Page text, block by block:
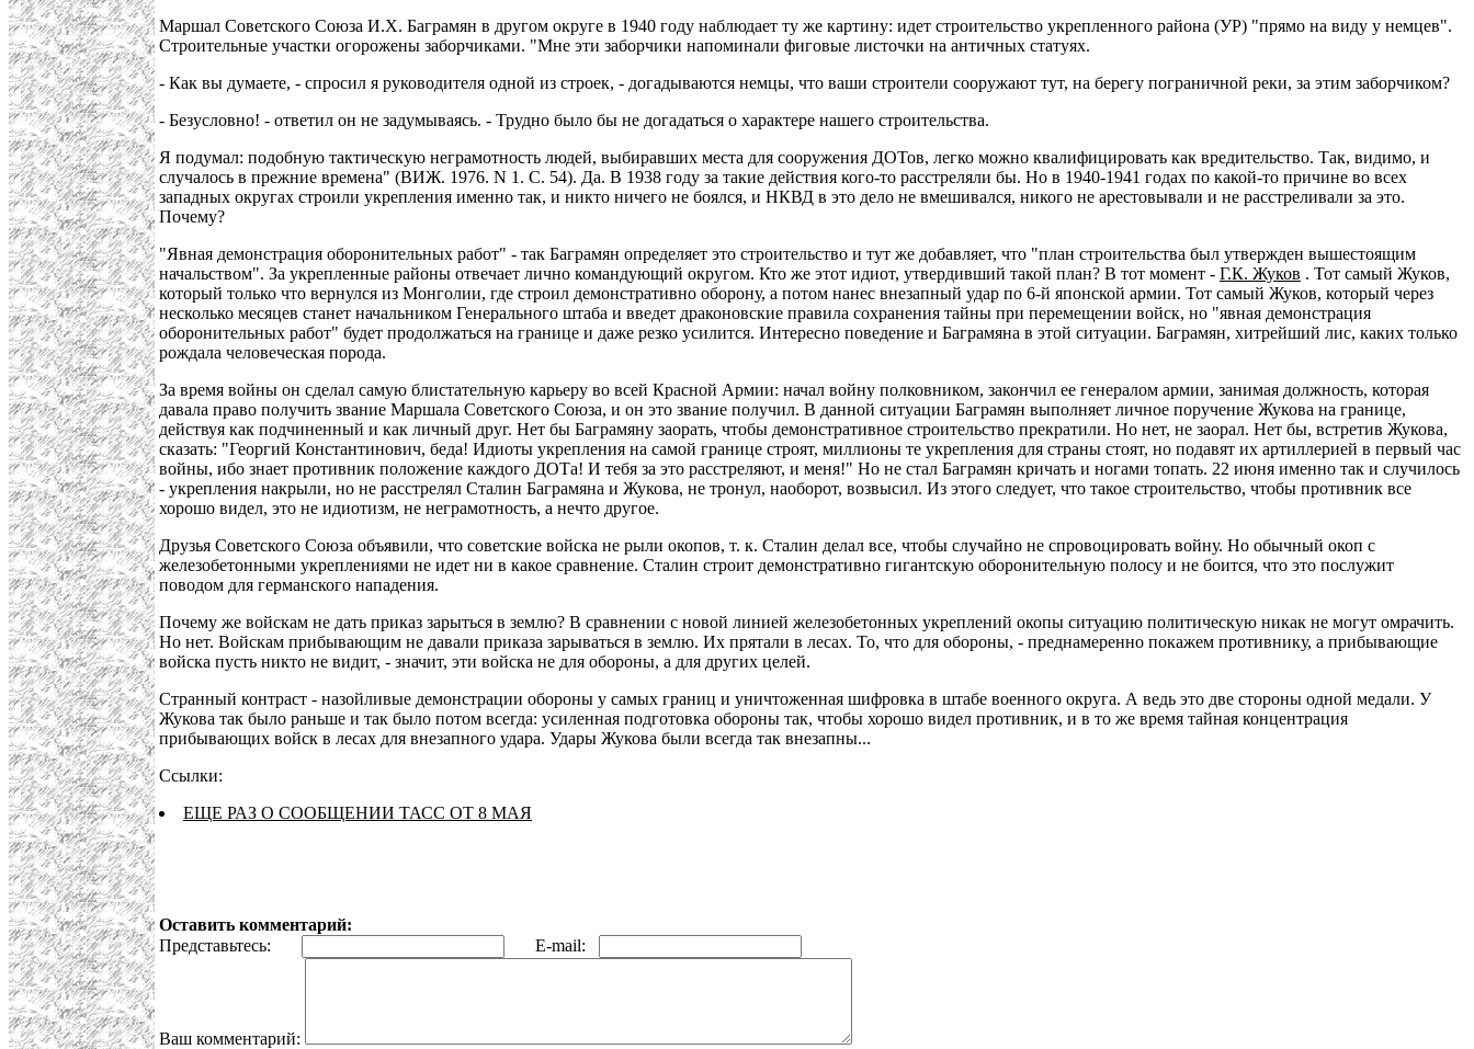
Маршал Советского Союза И.Х. Баграмян в другом округе в 1940 году наблюдает ту же картину: идет строительство укрепленного района (УР) "прямо на виду у немцев".
Строительные участки огорожены заборчиками. "Мне эти заборчики напоминали фиговые листочки на античных статуях.
- Как вы думаете, - спросил я руководителя одной из строек, - догадываются немцы, что ваши строители сооружают тут, на берегу пограничной реки, за этим заборчиком?
- Безусловно! - ответил он не задумываясь. - Трудно было бы не догадаться о характере нашего строительства.
Я подумал: подобную тактическую неграмотность людей, выбиравших места для сооружения ДОТов, легко можно квалифицировать как вредительство. Так, видимо, и
случалось в прежние времена" (ВИЖ. 1976. N 1. С. 54). Да. В 1938 году за такие действия кого-то расстреляли бы. Но в 1940-1941 годах по какой-то причине во всех
западных округах строили укрепления именно так, и никто ничего не боялся, и НКВД в это дело не вмешивался, никого не арестовывали и не расстреливали за это.
Почему?
"Явная демонстрация оборонительных работ" - так Баграмян определяет это строительство и тут же добавляет, что "план строительства был утвержден вышестоящим
начальством". За укрепленные районы отвечает лично командующий округом. Кто же этот идиот, утвердивший такой план? В тот момент - Г.К. Жуков . Тот самый Жуков,
который только что вернулся из Монголии, где строил демонстративно оборону, а потом нанес внезапный удар по 6-й японской армии. Тот самый Жуков, который через
несколько месяцев станет начальником Генерального штаба и введет драконовские правила сохранения тайны при перемещении войск, но "явная демонстрация
оборонительных работ" будет продолжаться на границе и даже резко усилится. Интересно поведение и Баграмяна в этой ситуации. Баграмян, хитрейший лис, каких только
рождала человеческая порода.
За время войны он сделал самую блистательную карьеру во всей Красной Армии: начал войну полковником, закончил ее генералом армии, занимая должность, которая
давала право получить звание Маршала Советского Союза, и он это звание получил. В данной ситуации Баграмян выполняет личное поручение Жукова на границе,
действуя как подчиненный и как личный друг. Нет бы Баграмяну заорать, чтобы демонстративное строительство прекратили. Но нет, не заорал. Нет бы, встретив Жукова,
сказать: "Георгий Константинович, беда! Идиоты укрепления на самой границе строят, миллионы те укрепления для страны стоят, но подавят их артиллерией в первый час
войны, ибо знает противник положение каждого ДОТа! И тебя за это расстреляют, и меня!" Но не стал Баграмян кричать и ногами топать. 22 июня именно так и случилось
- укрепления накрыли, но не расстрелял Сталин Баграмяна и Жукова, не тронул, наоборот, возвысил. Из этого следует, что такое строительство, чтобы противник все
хорошо видел, это не идиотизм, не неграмотность, а нечто другое.
Друзья Советского Союза объявили, что советские войска не рыли окопов, т. к. Сталин делал все, чтобы случайно не спровоцировать войну. Но обычный окоп с
железобетонными укреплениями не идет ни в какое сравнение. Сталин строит демонстративно гигантскую оборонительную полосу и не боится, что это послужит
поводом для германского нападения.
Почему же войскам не дать приказ зарыться в землю? В сравнении с новой линией железобетонных укреплений окопы ситуацию политическую никак не могут омрачить.
Но нет. Войскам прибывающим не давали приказа зарываться в землю. Их прятали в лесах. То, что для обороны, - преднамеренно покажем противнику, а прибывающие
войска пусть никто не видит, - значит, эти войска не для обороны, а для других целей.
Странный контраст - назойливые демонстрации обороны у самых границ и уничтоженная шифровка в штабе военного округа. А ведь это две стороны одной медали. У
Жукова так было раньше и так было потом всегда: усиленная подготовка обороны так, чтобы хорошо видел противник, и в то же время тайная концентрация
прибывающих войск в лесах для внезапного удара. Удары Жукова были всегда так внезапны...
Ссылки:
ЕЩЕ РАЗ О СООБЩЕНИИ ТАСС ОТ 8 МАЯ
Оставить комментарий:
Представьтесь:
E-mail:
Ваш комментарий: